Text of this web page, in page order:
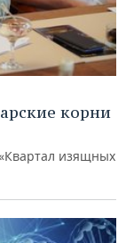
корни
изящных